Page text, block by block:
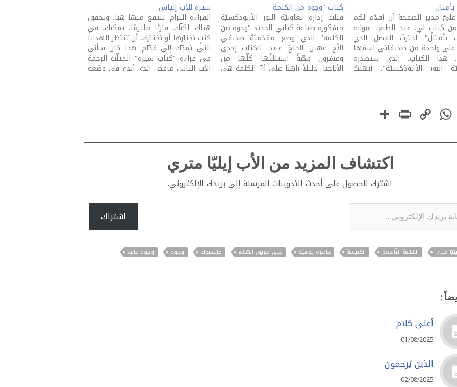
عليَّ مدير الصفحة أن أقدّم لكم
كتابٍ لي، قيد الطبع، عنوانه
بأمثال". اخترتُ الفصل الذي
على واحدة من صديقاتي اسمُها
هذا الكتاب، الذي ستصدره
النور الأرثوذكسيّة"، أنهيتُ
اليوم، لسببين. أوّلهما النزف
طال.…
كتاب "وجوه من الكلمة
قبلت إدارة تعاونيّة النور الأرثوذكسيّة
مشكورةً طباعة كتابي الجديد "وجوه من
الكلمة" الذي وضع مقدّمتَهُ صديقي
الأخ غسّان الحاجّ عبيد. الكتاب إحدى
وعشرون قصّةً استللتُها كلّها من
الأناجيل دليلاً راهنًا على أنّ الكلمة هي
سيرة للأب إلياس
القراءة التزام. تنتفع منها هنا، وتخفق
هناك. لكنّك، قارئًا ملتزمًا، يمكنك، في
كتبٍ تختارُها أو تختارُك، أن تنتظر الهدايا
التي تمدّك إلى قدّام. هذا كان شأني
في قراءة "كتاب سيرة" المثلّث الرحمة
الأب إلياس مرقص الذي أبدع في وضعِهِ
Facebook
WhatsApp
Copy
PrintFriendly
اكتشاف المزيد من الأب إيليّا متري
اشترك للحصول على أحدث التدوينات المرسلة إلى بريدك الإلكتروني.
اشتراك
متري السّاعة التّاسعة الكنيسة خاطرة يوميّة على طريق السّلام فايسبوك وجوه وجوه غابت
:
أعلى كلام
01/08/2025
الذين يَرحمون
02/08/2025